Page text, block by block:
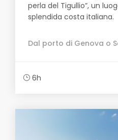
perla del Tigullio”, un
splendida costa italiana.
Dal porto di Genova o
6h